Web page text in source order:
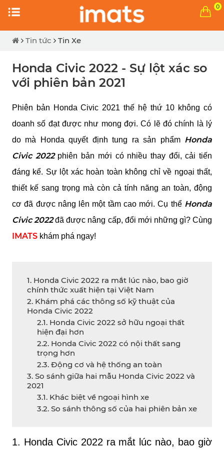
0
Tin tức Tin Xe
Honda Civic 2022 - Sự lột xác so
với phiên bản 2021
Phiên bản Honda Civic 2021 thế hệ thứ 10 không có
doanh số đạt được như mong đợi. Có lẽ đó chính là lý
do mà Honda quyết định tung ra sản phẩm Honda
Civic 2022 phiên bản mới có nhiều thay đổi, cải tiến
đáng kể. Sự lột xác hoàn toàn không chỉ về ngoại thất,
thiết kế sang trọng mà còn cả tính năng an toàn, động
cơ đã được nâng lên một tầm cao mới. Cụ thể Honda
Civic 2022
IMATS khám phá ngay!
1. Honda Civic 2022 ra mắt lúc nào, bao giờ
chính thức xuất hiện tại Việt Nam
2. Khám phá các thông số kỹ thuật của
Honda Civic 2022
2.1. Honda Civic 2022 sở hữu ngoại thất
hiện đại hơn
2.2. Honda Civic 2022 có nội thất sang
trọng hơn
2.3. Động cơ và hệ thống an toàn
3. So sánh giữa hai mẫu Honda Civic 2022 và
2021
3.1. Khác biệt về ngoại hình xe
3.2. So sánh thông số của hai phiên bản xe
1. Honda Civic 2022 ra mắt lúc nào, bao giờ